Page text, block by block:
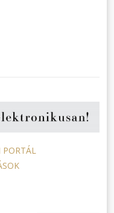
PORTÁL